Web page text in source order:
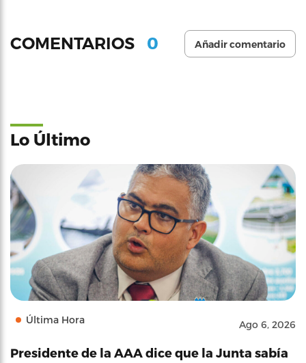
COMENTARIOS 0 Añadir comentario
Lo Último
Última Hora Ago 6, 2026
Presidente de la AAA dice que la Junta sabía